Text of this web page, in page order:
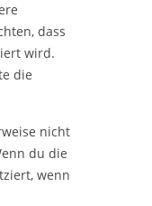
dass
wird.
die
nicht
du die
wenn